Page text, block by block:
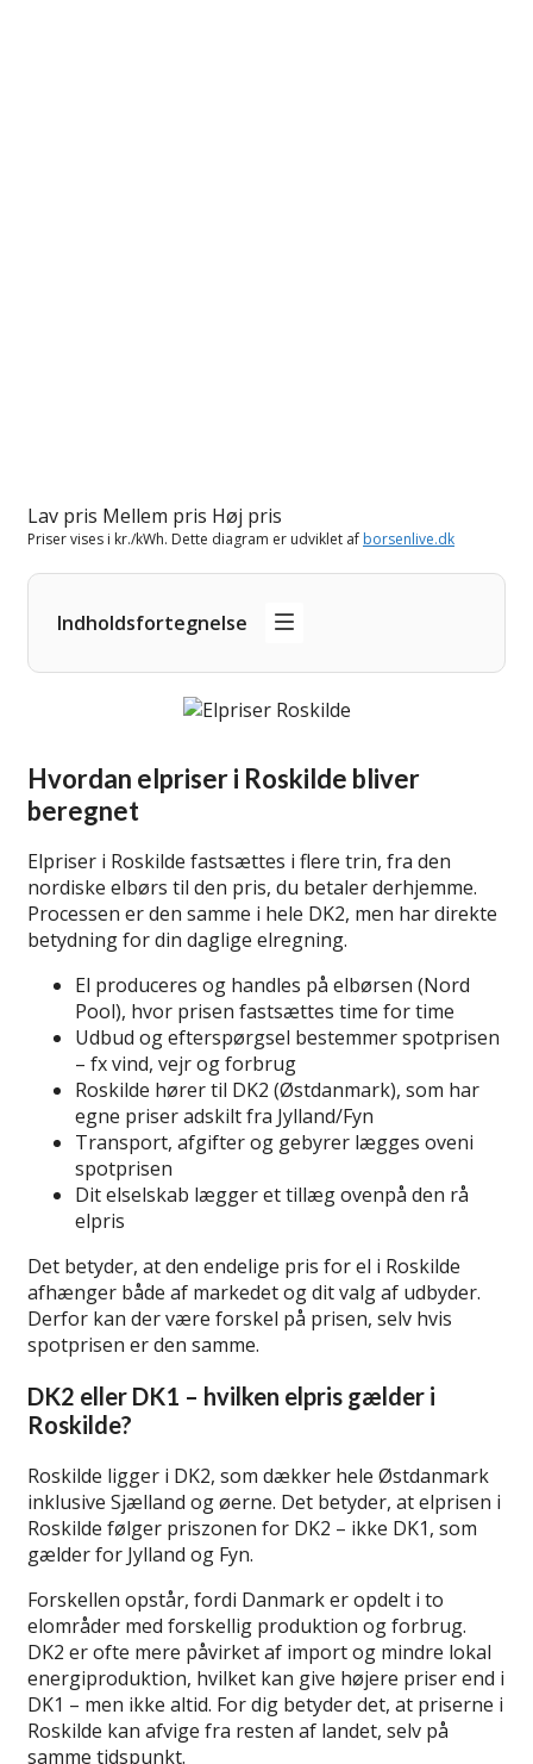
Lav pris Mellem pris Høj pris
Priser vises i kr./kWh. Dette diagram er udviklet af borsenlive.dk
Indholdsfortegnelse
Hvordan elpriser i Roskilde bliver
beregnet
Elpriser i Roskilde fastsættes i flere trin, fra den
nordiske elbørs til den pris, du betaler derhjemme.
Processen er den samme i hele DK2, men har direkte
betydning for din daglige elregning.
El produceres og handles på elbørsen (Nord
Pool), hvor prisen fastsættes time for time
Udbud og efterspørgsel bestemmer spotprisen
– fx vind, vejr og forbrug
Roskilde hører til DK2 (Østdanmark), som har
egne priser adskilt fra Jylland/Fyn
Transport, afgifter og gebyrer lægges oveni
spotprisen
Dit elselskab lægger et tillæg ovenpå den rå
elpris
Det betyder, at den endelige pris for el i Roskilde
afhænger både af markedet og dit valg af udbyder.
Derfor kan der være forskel på prisen, selv hvis
spotprisen er den samme.
DK2 eller DK1 – hvilken elpris gælder i
Roskilde?
Roskilde ligger i DK2, som dækker hele Østdanmark
inklusive Sjælland og øerne. Det betyder, at elprisen i
Roskilde følger priszonen for DK2 – ikke DK1, som
gælder for Jylland og Fyn.
Forskellen opstår, fordi Danmark er opdelt i to
elområder med forskellig produktion og forbrug.
DK2 er ofte mere påvirket af import og mindre lokal
energiproduktion, hvilket kan give højere priser end i
DK1 – men ikke altid. For dig betyder det, at priserne i
Roskilde kan afvige fra resten af landet, selv på
samme tidspunkt.